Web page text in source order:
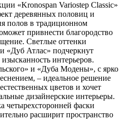
«Kronospan Variostep Classic»
деревянных половиц и
полов в традиционном
привнести благородство
Светлые оттенки
«Дуб Атлас» подчеркнут
интерьеров.
и «Дуба Модены», с ярко
– идеальное решение
цветов и хочет
дизайнерские интерьеры.
четырехсторонней фаски
расширит пространство